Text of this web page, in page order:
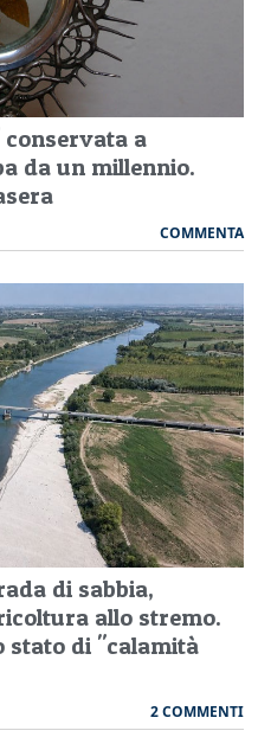
conservata a
da un millennio.
COMMENTA
di sabbia,
allo stremo.
stato di "calamità
2 COMMENTI